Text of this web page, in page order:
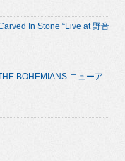
In Stone “Live at 野音
BOHEMIANS ニューア